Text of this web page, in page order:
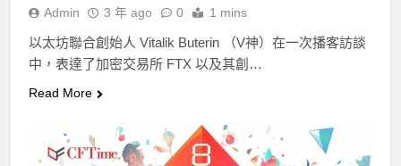
Admin 3 年 ago 0 1 mins
以太坊聯合創始人 Vitalik Buterin （V神）在一次播客訪談
中，表達了加密交易所 FTX 以及其創…
Read More